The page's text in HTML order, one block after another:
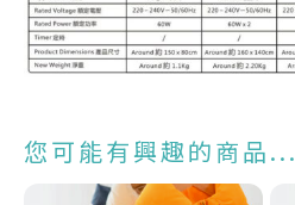
您可能有興趣的商品...